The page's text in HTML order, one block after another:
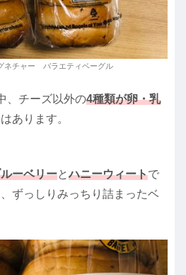
ネチャー バラエティベーグル
、チーズ以外の4種類が卵・乳
あります。
ーベリーとハニーウィートで
ずっしりみっちり詰まったベ